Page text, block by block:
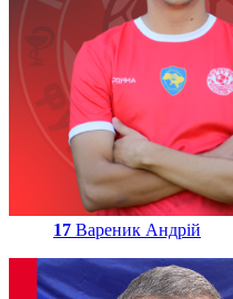
17 Вареник Андрій